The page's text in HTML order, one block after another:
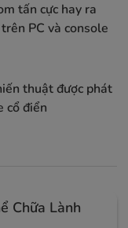
PC và console
thuật được phát
cổ điển
Chữa Lành